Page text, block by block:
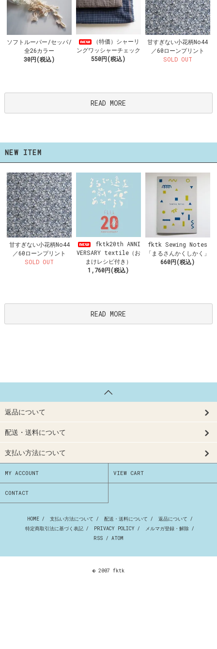
ソフトルーパー/セッパ/
全26カラー
30円(税込)
（特価）シャーリ
ングワッシャーチェック
550円(税込)
甘すぎない小花柄No44
／60ローンプリント
SOLD OUT
READ MORE
NEW ITEM
甘すぎない小花柄No44
／60ローンプリント
SOLD OUT
fktk20th ANNI
VERSARY textile（お
まけレシピ付き）
1,760円(税込)
fktk Sewing Notes
「まるさんかくしかく」
660円(税込)
READ MORE
返品について
配送・送料について
支払い方法について
MY ACCOUNT VIEW CART
CONTACT
HOME / 支払い方法について / 配送・送料について / 返品について /
特定商取引法に基づく表記 / PRIVACY POLICY / メルマガ登録・解除 /
RSS / ATOM
© 2007 fktk